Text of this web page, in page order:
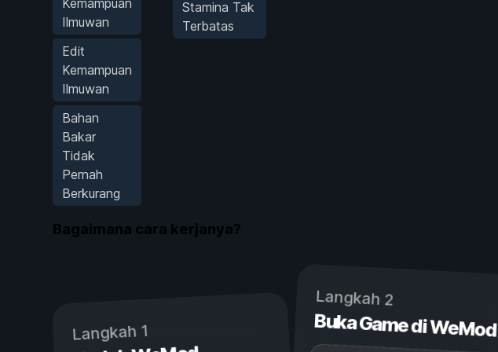
Ilmuwan
Edit
Kemampuan
Ilmuwan
Bahan
Bakar
Tidak
Pernah
Berkurang
Stamina Tak
Terbatas
Bagaimana cara kerjanya?
Langkah 1
Langkah 2
Buka Game di WeMod